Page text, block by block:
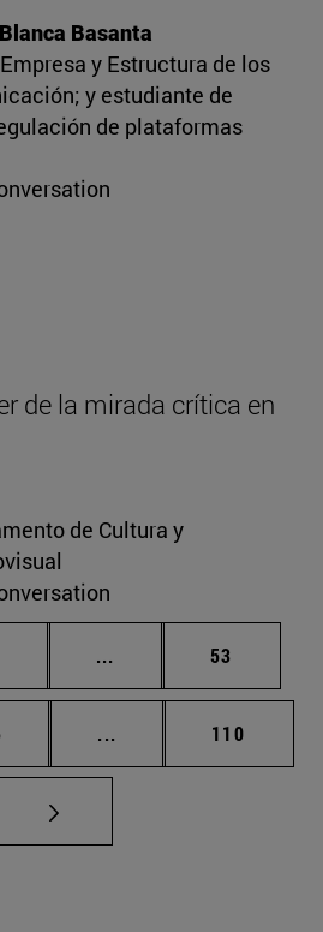
Basanta
y Estructura de los
y estudiante de
de plataformas
de la mirada crítica en
de Cultura y
... Páginas intermedias
Página
53
... Páginas intermedias
Página
110